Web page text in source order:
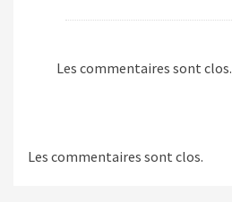
Les commentaires sont clos.
Les commentaires sont clos.